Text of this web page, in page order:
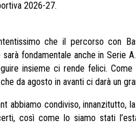
2026-27.
che il percorso con
fondamentale anche in Serie
insieme ci rende felici.
da agosto in avanti ci darà un
abbiamo condiviso,
così come lo siamo stati